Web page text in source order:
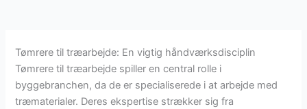
Tømrere til træarbejde: En vigtig håndværksdisciplin
Tømrere til træarbejde spiller en central rolle i
byggebranchen, da de er specialiserede i at arbejde med
træmaterialer. Deres ekspertise strækker sig fra